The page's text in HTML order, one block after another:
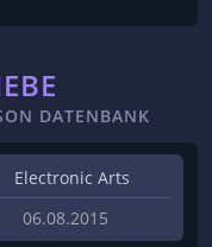
DATENBANK
Electronic Arts
06.08.2015